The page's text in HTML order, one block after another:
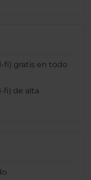
fi) gratis en todo
fi) de alta